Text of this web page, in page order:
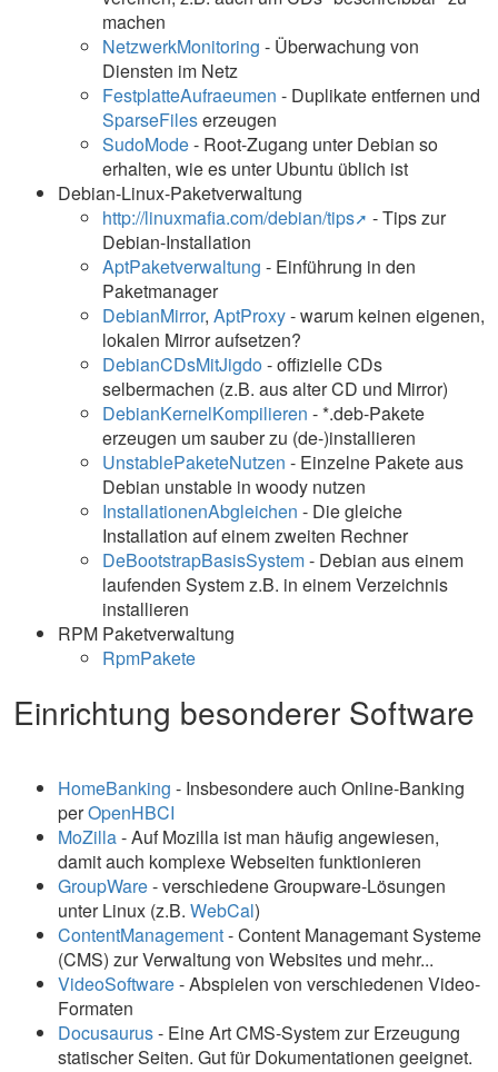
machen
NetzwerkMonitoring - Überwachung von
Diensten im Netz
FestplatteAufraeumen - Duplikate entfernen und
SparseFileserzeugen
SudoMode- Root-Zugang unter Debian so
erhalten, wie es unter Ubuntu üblich ist
Debian-Linux-Paketverwaltung
http://linuxmafia.com/debian/tips
- Tips zur
Debian-Installation
AptPaketverwaltung - Einführung in den
Paketmanager
DebianMirror, AptProxy- warum keinen eigenen,
lokalen Mirror aufsetzen?
DebianCDsMitJigdo- offizielle CDs
selbermachen (z.B. aus alter CD und Mirror)
DebianKernelKompilieren - *.deb-Pakete
erzeugen um sauber zu (de-)installieren
UnstablePaketeNutzen - Einzelne Pakete aus
Debian unstable in woody nutzen
InstallationenAbgleichen - Die gleiche
Installation auf einem zweiten Rechner
DeBootstrapBasisSystem- Debian aus einem
laufenden System z.B. in einem Verzeichnis
installieren
RPM Paketverwaltung
RpmPakete
Einrichtung besonderer Software
HomeBanking - Insbesondere auch Online-Banking
perOpenHBCI
MoZilla- Auf Mozilla ist man häufig angewiesen,
damit auch komplexe Webseiten funktionieren
GroupWare- verschiedene Groupware-Lösungen
unter Linux (z.B. WebCal)
ContentManagement- Content Managemant Systeme
(CMS) zur Verwaltung von Websites und mehr...
VideoSoftware- Abspielen von verschiedenen Video-
Formaten
Docusaurus- Eine Art CMS-System zur Erzeugung
statischer Seiten. Gut für Dokumentationen geeignet.